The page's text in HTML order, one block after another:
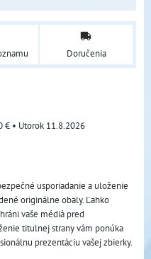
Doručenia
€ • Utorok 11.8.2026
usporiadanie a uloženie
originálne obaly. Ľahko
vaše médiá pred
titulnej strany vám ponúka
prezentáciu vašej zbierky.